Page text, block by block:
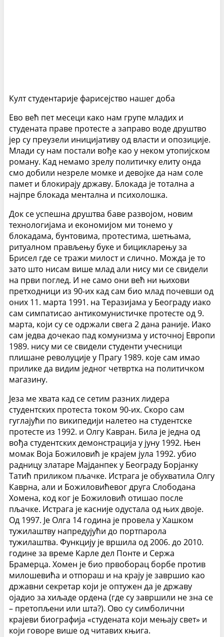
Култ студентарије фарисејство нашег доба
Ево већ пет месеци како нам групе младих и
студената праве протесте а заправо воде друштво
јер су преузели иницијативу од власти и опозиције.
Млади су нам постали вође као у неком утопијском
роману. Кад немамо зрелу политичку елиту онда
смо добили незреле момке и девојке да нам соле
памет и блокирају државу. Блокада је тотална а
најпре блокада ментална и психолошка.
Док се успешна друштва баве развојом, новим
технологијама и економијом ми тонемо у
блокадама, бунтовима, протестима, шетњама,
ритуалном прављењу буке и бицикларењу за
Брисел где се тражи милост и слично. Можда је то
зато што нисам више млад али нису ми се свидели
на први поглед. И не само они већ ни њихови
претходници из 90-их кад сам био млад почевши од
оних 11. марта 1991. на Теразијама у Београду иако
сам симпатисао антикомунистичке протесте од 9.
марта, који су се одржали свега 2 дана раније. Иако
сам једва дочекао пад комунизма у источној Европи
1989. нису ми се свидели студенти учесници
плишане револуције у Прагу 1989. које сам имао
прилике да видим једног четвртка на политичком
магазину.
Језа ме хвата кад се сетим разних лидера
студентских протеста током 90-их. Скоро сам
гуглајући по википедији налетео на студентске
протесте из 1992. и Олгу Кавран. Била је једна од
вођа студентских демонстрација у јуну 1992. Њен
момак Воја Божиловић је крајем јула 1992. убио
радницу златаре Мајданпек у Београду Борјанку
Татић приликом пљачке. Истрага је обухватила Олгу
Каврна, али и Божиловићевог друга Слободана
Хомена, код ког је Божиловић отишао после
пљачке. Истрага је касније одустала од њих двоје.
Од 1997. Је Олга 14 година је провела у Хашком
тужилаштву напредујући до портпарола
тужилаштва. Функцију је вршила од 2006. до 2010.
године за време Карле дел Понте и Сержа
Брамерца. Хомен је био првоборац борбе против
милошевића и отпораш и на крају је завршио као
државни секретар који је оптужен да је државу
ојадио за хиљаде ордена (где су завршили не зна се
– претопљени или шта?). Ово су симболични
крајеви биографија «студената који мењају свет» и
који говоре више од читавих књига.